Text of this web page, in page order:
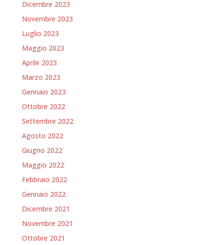
Dicembre 2023
Novembre 2023
Luglio 2023
Maggio 2023
Aprile 2023
Marzo 2023
Gennaio 2023
Ottobre 2022
Settembre 2022
Agosto 2022
Giugno 2022
Maggio 2022
Febbraio 2022
Gennaio 2022
Dicembre 2021
Novembre 2021
Ottobre 2021